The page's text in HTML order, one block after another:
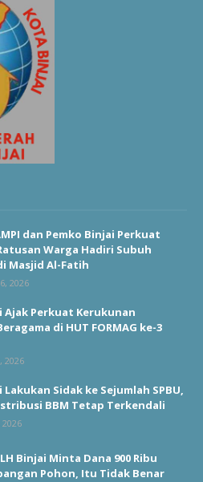
dan Pemko Binjai Perkuat
Warga Hadiri Subuh
Masjid Al-Fatih
2026
Ajak Perkuat Kerukunan
di HUT FORMAG ke-3
2026
Lakukan Sidak ke Sejumlah SPBU,
BBM Tetap Terkendali
2026
Binjai Minta Dana 900 Ribu
Pohon, Itu Tidak Benar